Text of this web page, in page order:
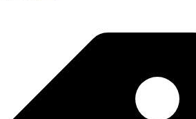
Cédric
Delauménie
–